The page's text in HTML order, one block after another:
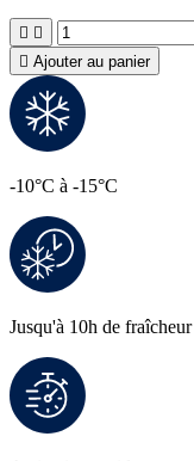
 
 Ajouter au panier
-10°C à -15°C
Jusqu'à 10h de fraîcheur